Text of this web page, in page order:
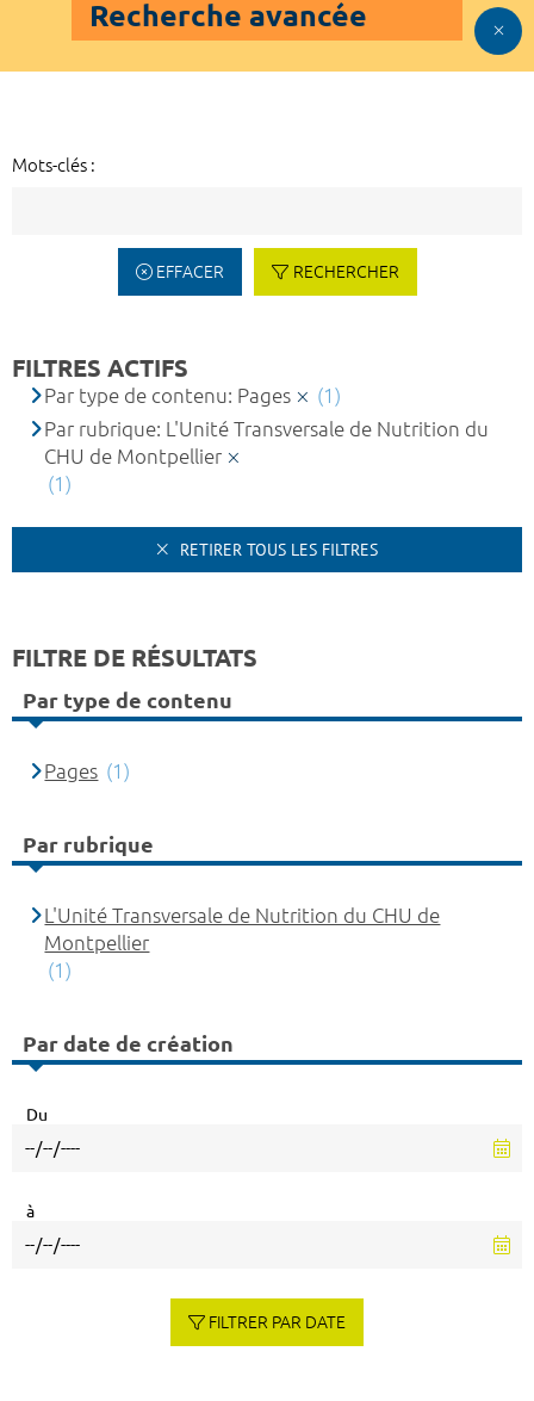
Recherche avancée
Mots-clés :
EFFACER RECHERCHER
FILTRES ACTIFS
Par type de contenu: Pages
(1)
Par rubrique: L'Unité Transversale de Nutrition du
CHU de Montpellier
(1)
RETIRER TOUS LES FILTRES
FILTRE DE RÉSULTATS
Par type de contenu
Pages (1)
Par rubrique
L'Unité Transversale de Nutrition du CHU de
Montpellier
(1)
Par date de création
Du
à
FILTRER PAR DATE